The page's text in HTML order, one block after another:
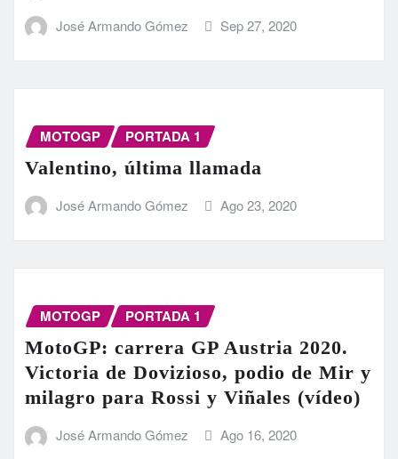
José Armando Gómez Sep 27, 2020
MOTOGP PORTADA 1
Valentino, última llamada
José Armando Gómez Ago 23, 2020
MOTOGP PORTADA 1
MotoGP: carrera GP Austria 2020.
Victoria de Dovizioso, podio de Mir y
milagro para Rossi y Viñales (vídeo)
José Armando Gómez Ago 16, 2020